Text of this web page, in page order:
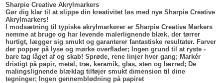
Sharpie Creative Akrylmarkers
Gør dig klar til at slippe din kreativitet løs med nye Sharpie Creative
Akrylmarkers!
I modsætning til typiske akrylmarkører er Sharpie Creative Markers
nemme at bruge og har levende malerlignende blæk, der tørrer
hurtigt, lægger sig smukt og garanterer fantastiske resultater. Farver
der popper på lyse og mørke overflader; Ingen grund til at ryste -
bare tag låget af og skab! Sprøde, rene linjer hver gang; Markér
dristigt på papir, metal, træ, keramik, glas, sten og lærred; De
malingslignende blæklag tilføjer smukt dimension til dine
tegninger; Ingen gennemblødning på papiret